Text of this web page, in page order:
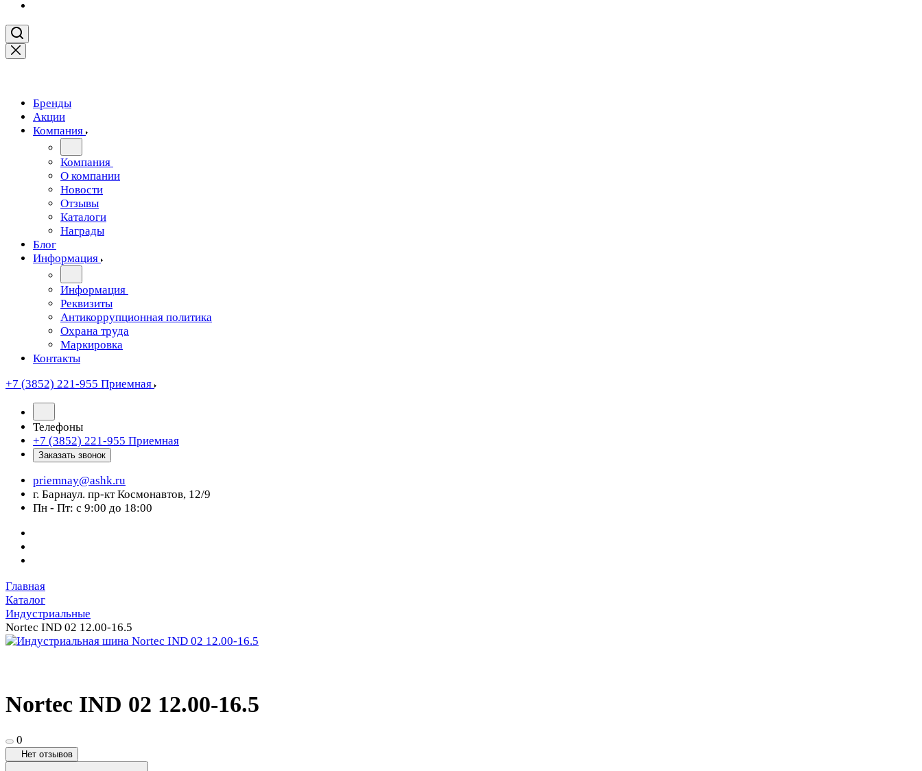
Бренды
Акции
Компания
Компания
О компании
Новости
Отзывы
Каталоги
Награды
Блог
Информация
Информация
Реквизиты
Антикоррупционная политика
Охрана труда
Маркировка
Контакты
+7 (3852) 221-955 Приемная
Телефоны
+7 (3852) 221-955 Приемная
Заказать звонок
priemnay@ashk.ru
г. Барнаул. пр-кт Космонавтов, 12/9
Пн - Пт: с 9:00 до 18:00
Главная
Каталог
Индустриальные
Nortec IND 02 12.00-16.5
Nortec IND 02 12.00-16.5
0
Нет отзывов